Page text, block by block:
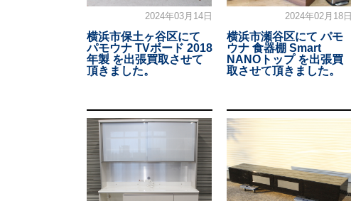
2024年03月14日
横浜市保土ヶ谷区にて
パモウナ TVボード 2018
年製 を出張買取させて
頂きました。
2024年02月18日
横浜市瀬谷区にて パモ
ウナ 食器棚 Smart
NANOトップ を出張買
取させて頂きました。